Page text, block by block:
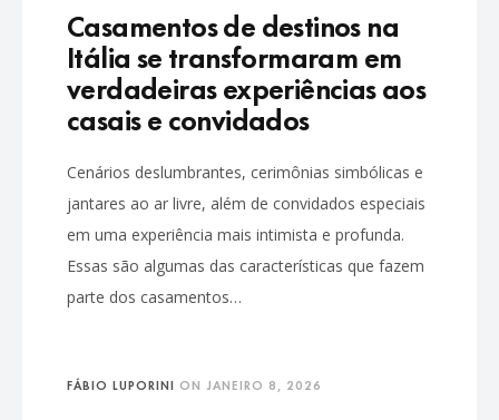
Casamentos de destinos na
Itália se transformaram em
verdadeiras experiências aos
casais e convidados
Cenários deslumbrantes, cerimônias simbólicas e
jantares ao ar livre, além de convidados especiais
em uma experiência mais intimista e profunda.
Essas são algumas das características que fazem
parte dos casamentos…
FÁBIO LUPORINI ON JANEIRO 8, 2026